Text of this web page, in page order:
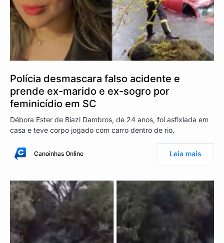
Polícia desmascara falso acidente e
prende ex-marido e ex-sogro por
feminicídio em SC
Débora Ester de Biazi Dambros, de 24 anos, foi asfixiada em
casa e teve corpo jogado com carro dentro de rio.
Canoinhas Online Leia mais